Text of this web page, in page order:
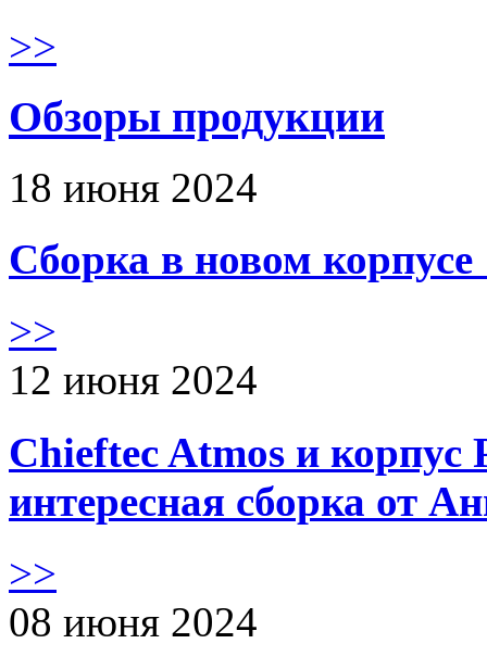
>>
Обзоры продукции
18 июня 2024
Сборка в новом
>>
12 июня 2024
Chieftec Atmos и корпус
интересная сборка от
>>
08 июня 2024